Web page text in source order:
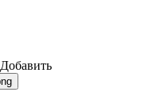
Добавить